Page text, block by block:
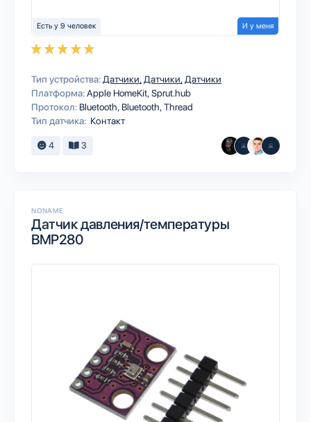
Есть у 9 человек И у меня
Тип устройства: Датчики Датчики Датчики
Платформа:Apple HomeKitSprut.hub
Протокол: Bluetooth BluetoothThread
Тип датчика: Контакт
4 3
NONAME
Датчик давления/температуры
BMP280